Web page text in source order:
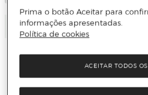
Adicionar
Prima o botão Aceitar para
informações apresentadas.
Política de cookies
ACEITAR TODOS